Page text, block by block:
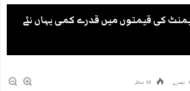
کی قیمتوں میں قدرے کمی یہاں نئے
55 مناظر